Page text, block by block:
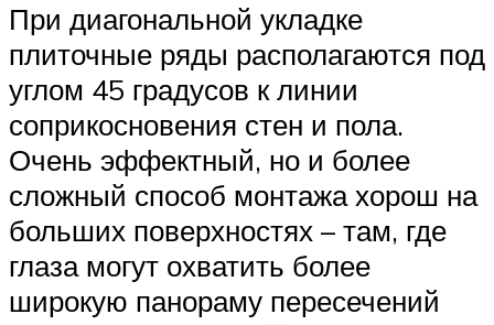
При диагональной укладке
плиточные ряды располагаются под
углом 45 градусов к линии
соприкосновения стен и пола.
Очень эффектный, но и более
сложный способ монтажа хорош на
больших поверхностях – там, где
глаза могут охватить более
широкую панораму пересечений